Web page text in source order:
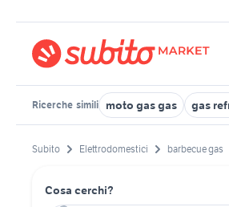
Ricerche simili moto gas gas gas
Subito Elettrodomestici barbecue gas
Cosa cerchi?